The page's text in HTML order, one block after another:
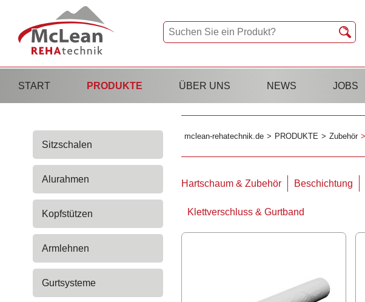
Navigation
überspringen
START PRODUKTE ÜBER UNS NEWS JOBS
mclean-rehatechnik.de PRODUKTE Zubehör
Navigation
Hartschaum & Zubehör Beschichtung
Klettverschluss & Gurtband
Navigation
überspringen
Sitzschalen
Alurahmen
Kopfstützen
Armlehnen
Gurtsysteme